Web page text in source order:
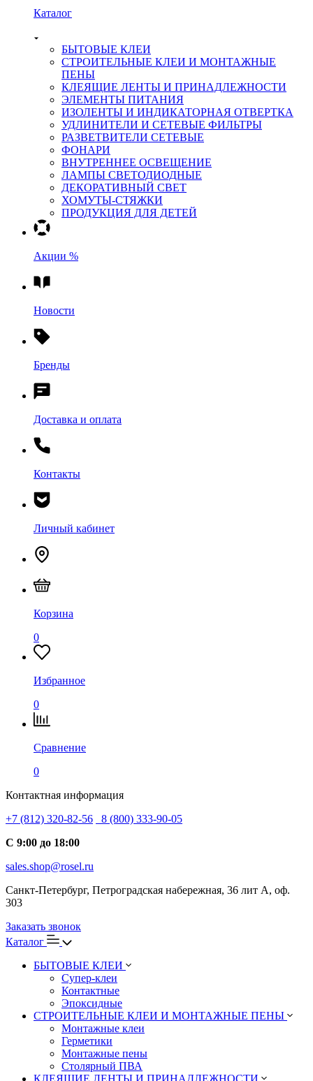
Каталог
БЫТОВЫЕ КЛЕИ
СТРОИТЕЛЬНЫЕ КЛЕИ И МОНТАЖНЫЕ
ПЕНЫ
КЛЕЯЩИЕ ЛЕНТЫ И ПРИНАДЛЕЖНОСТИ
ЭЛЕМЕНТЫ ПИТАНИЯ
ИЗОЛЕНТЫ И ИНДИКАТОРНАЯ ОТВЕРТКА
УДЛИНИТЕЛИ И СЕТЕВЫЕ ФИЛЬТРЫ
РАЗВЕТВИТЕЛИ СЕТЕВЫЕ
ФОНАРИ
ВНУТРЕННЕЕ ОСВЕЩЕНИЕ
ЛАМПЫ СВЕТОДИОДНЫЕ
ДЕКОРАТИВНЫЙ СВЕТ
ХОМУТЫ-СТЯЖКИ
ПРОДУКЦИЯ ДЛЯ ДЕТЕЙ
Акции %
Новости
Бренды
Доставка и оплата
Контакты
Личный кабинет
Корзина
0
Избранное
0
Сравнение
0
Контактная информация
+7 (812) 320-82-56
8 (800) 333-90-05
С 9:00 до 18:00
sales.shop@rosel.ru
Санкт-Петербург, Петроградская набережная, 36 лит А, оф.
303
Заказать звонок
Каталог
БЫТОВЫЕ КЛЕИ
Супер-клеи
Контактные
Эпоксидные
СТРОИТЕЛЬНЫЕ КЛЕИ И МОНТАЖНЫЕ ПЕНЫ
Монтажные клеи
Герметики
Монтажные пены
Столярный ПВА